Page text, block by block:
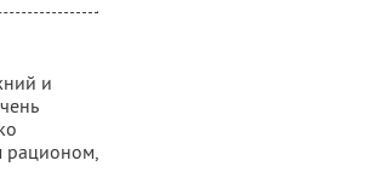
и
рационом,